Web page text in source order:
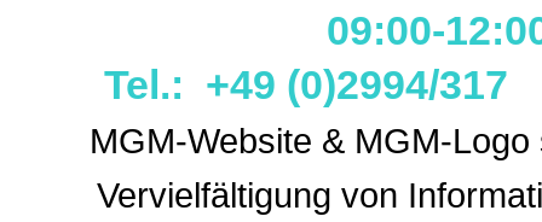
09:00-
Tel.: +49 (0)2994/
MGM-Website & MGM-
Vervielfältigung von